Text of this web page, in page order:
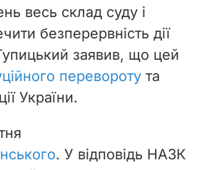
весь склад суду і
безперервність дії
заявив, що цей
перевороту та
України.
. У відповідь НАЗК